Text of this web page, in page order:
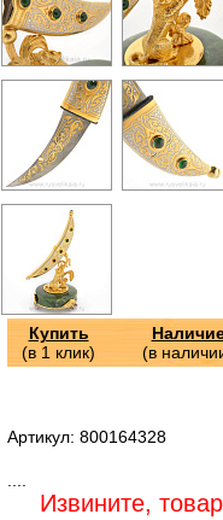
Купить
(в 1 клик)
(в
Артикул: 800164328
Извините,